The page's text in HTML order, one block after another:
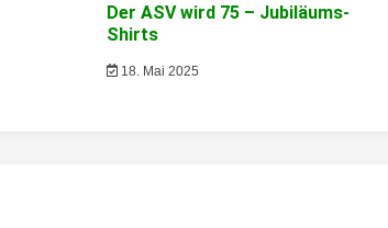
Der ASV wird 75 – Jubiläums-
Shirts
18. Mai 2025